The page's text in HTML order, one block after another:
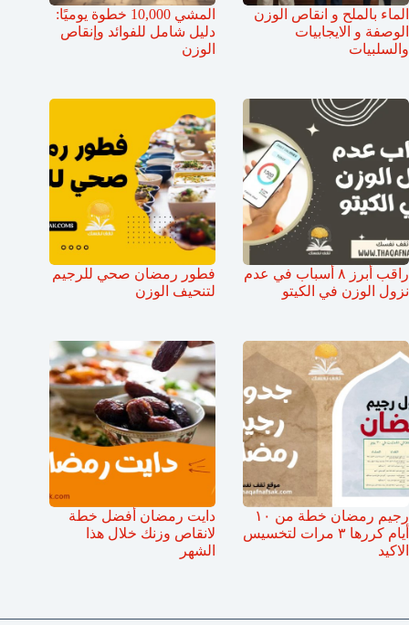
الماء بالملح و انقاص الوزن
الوصفة و الايجابيات
والسلبيات
المشي 10,000 خطوة يوميًا:
دليل شامل للفوائد وإنقاص
الوزن
راقب أبرز ٨ أسباب في عدم
نزول الوزن في الكيتو
فطور رمضان صحي للرجيم
لتنحيف الوزن
رجيم رمضان خطة من ١٠
أيام كررها ٣ مرات لتخسيس
الاكيد
دايت رمضان أفضل خطة
لانقاص وزنك خلال هذا
الشهر